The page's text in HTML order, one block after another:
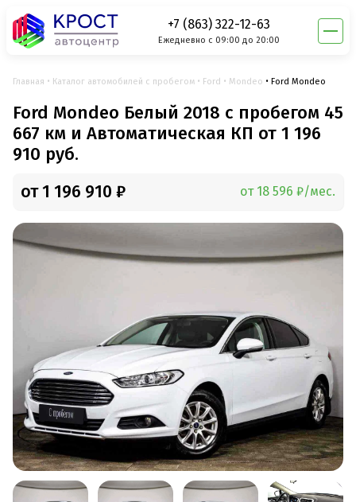
+7 (863) 322-12-63
Ежедневно с 09:00 до 20:00
Главная Каталог автомобилей с пробегом Ford Mondeo Ford Mondeo
Ford Mondeo Белый 2018 с пробегом 45
667 км и Автоматическая КП от 1 196
910 руб.
от 1 196 910 ₽ от 18 596 ₽/мес.